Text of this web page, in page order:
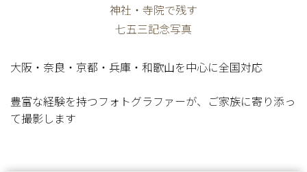
神社・寺院で残す
七五三記念写真
大阪・奈良・京都・兵庫・和歌山を中心に全国対応
豊富な経験を持つフォトグラファーが、ご家族に寄り添っ
て撮影します